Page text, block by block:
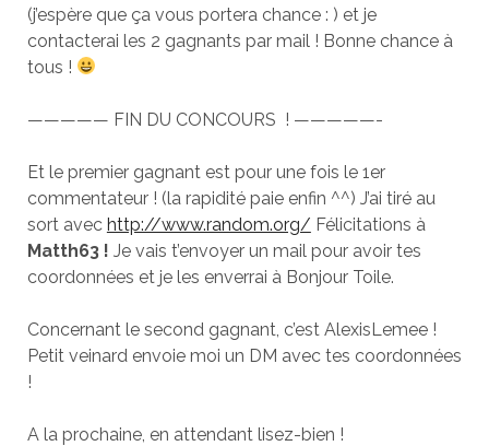
(j’espère que ça vous portera chance : ) et je
contacterai les 2 gagnants par mail ! Bonne chance à
tous !
————— FIN DU CONCOURS ! —————-
Et le premier gagnant est pour une fois le 1er
commentateur ! (la rapidité paie enfin ^^) J’ai tiré au
sort avec http://www.random.org/ Félicitations à
Matth63 ! Je vais t’envoyer un mail pour avoir tes
coordonnées et je les enverrai à Bonjour Toile.
Concernant le second gagnant, c’est AlexisLemee !
Petit veinard envoie moi un DM avec tes coordonnées
!
A la prochaine, en attendant lisez-bien !